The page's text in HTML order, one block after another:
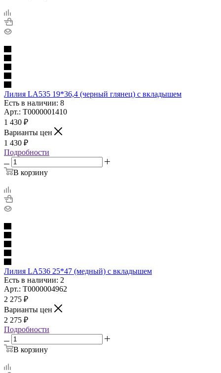
Лилия LA535 19*36,4 (черный глянец) с вкладышем
Есть в наличии: 8
Арт.: Т0000001410
1 430 ₽
Варианты цен
1 430 ₽
Подробности
В корзину
Лилия LA536 25*47 (медный) с вкладышем
Есть в наличии: 2
Арт.: Т0000004962
2 275 ₽
Варианты цен
2 275 ₽
Подробности
В корзину